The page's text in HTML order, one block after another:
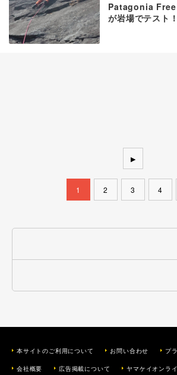
Patagonia
が岩場でテスト！
▶
1 2 3 4
本サイトのご利用について お問い合わせ プ
会社概要 広告掲載について ヤマケイオンラ